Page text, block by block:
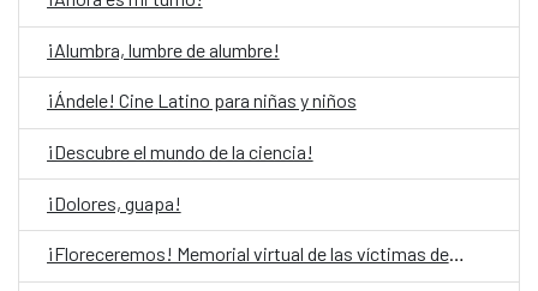
¡Alumbra, lumbre de alumbre!
¡Ándele! Cine Latino para niñas y niños
¡Descubre el mundo de la ciencia!
¡Dolores, guapa!
¡Floreceremos! Memorial virtual de las víctimas del Conflicto Armado Interno en Guatemala